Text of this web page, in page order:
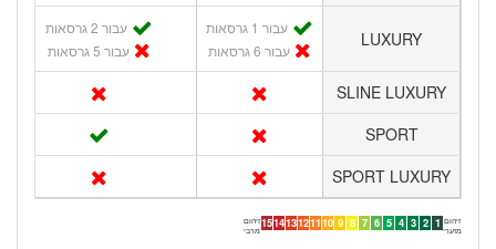
LUXURY
עבור 1 גרסאות
עבור 6 גרסאות
עבור 2 גרסאות
עבור 5 גרסאות
SLINE LUXURY
SPORT
SPORT LUXURY
זיהום
מזערי 1
2
3
4
5
6
7
8
9
10
11
12
13
14
15זיהום
מרבי